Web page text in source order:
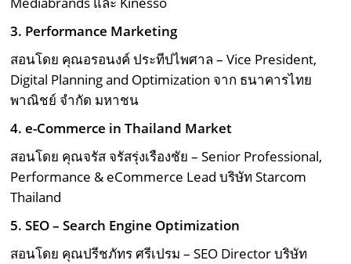
3. Performance Marketing
สอนโดย คุณอรอนงค์ ประทีปไพศาล – Vice President,
Digital Planning and Optimization จาก ธนาคารไทย
พาณิชย์​ จำกัด มหาชน
4.e-Commerce in Thailand Market
สอนโดย คุณจรัส จรัสรุ่งเรืองชัย – Senior Professional,
Performance & eCommerce Lead บริษัท Starcom
Thailand
5.SEO – Search Engine Optimization
สอนโดย คุณปรีชภัทร ศรีเปรม – SEO Director บริษัท